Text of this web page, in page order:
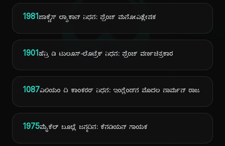
ದಿ
1981ಜಾಕ್ವೆಸ್ ಲ್ಯಾಕಾನ್ ನಿಧನ: ಫ್ರೆಂಚ್ ಮನೋವಿಶ್ಲೇಷಕ
1901ಹೆನ್ರಿ ಡಿ ಟುಲೂಸ್-ಲೊಟ್ರೆಕ್ ನಿಧನ: ಫ್ರೆಂಚ್ ವರ್ಣಚಿತ್ರಕಾರ
1087ವಿಲಿಯಂ ದಿ ಕಾಂಕರರ್ ನಿಧನ: ಇಂಗ್ಲೆಂಡ್‌ನ ಮೊದಲ ನಾರ್ಮನ್ ರಾಜ
1975ಮೈಕೆಲ್ ಬೂಬ್ಲೆ ಜನ್ಮದಿನ: ಕೆನಡಿಯನ್ ಗಾಯಕ